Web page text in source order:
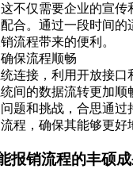
不仅需要企业的宣传
合。通过一段时间的
流程带来的便利。
保流程顺畅
连接，利用开放接口
间的数据流转更加顺
题和挑战，合思通过
程，确保其能够更好
报销流程的丰硕